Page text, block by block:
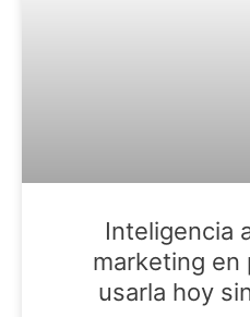
Inteligencia
marketing en
usarla hoy